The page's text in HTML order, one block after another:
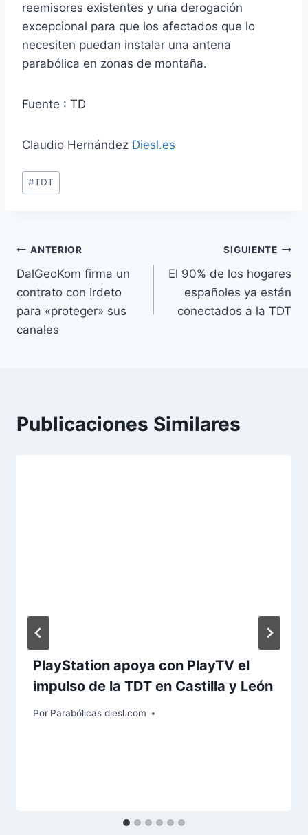
reemisores existentes y una derogación
excepcional para que los afectados que lo
necesiten puedan instalar una antena
parabólica en zonas de montaña.
Fuente : TD
Claudio Hernández Diesl.es
Etiquetas
de
#TDT
Navegación
de
entradas
ANTERIOR
DalGeoKom firma un
contrato con Irdeto
para «proteger» sus
canales
SIGUIENTE
El 90% de los hogares
españoles ya están
conectados a la TDT
Publicaciones Similares
PlayStation apoya con PlayTV el
impulso de la TDT en Castilla y León
Por Parabólicas diesl.com